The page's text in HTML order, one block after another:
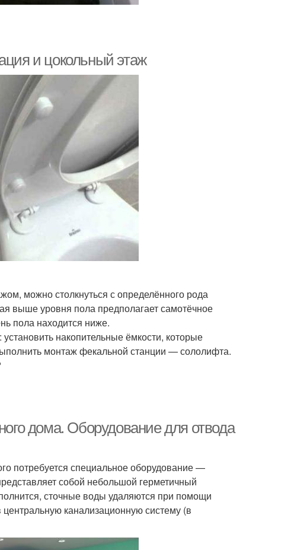
и цокольный этаж
можно столкнуться с определённого рода
выше уровня пола предполагает самотёчное
пола находится ниже.
накопительные ёмкости, которые
монтаж фекальной станции — сололифта.
дома. Оборудование для отвода
потребуется специальное оборудование —
собой небольшой герметичный
сточные воды удаляются при помощи
канализационную систему (в